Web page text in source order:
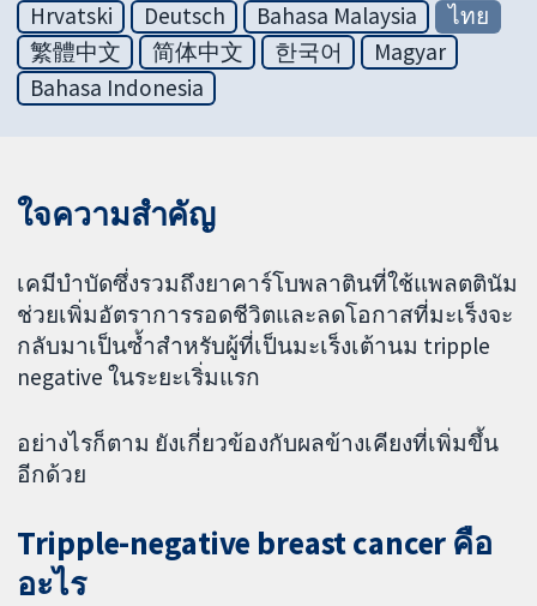
Hrvatski
Deutsch Bahasa Malaysia
ไทย
繁體中文
简体中文 한국어
Magyar
Bahasa Indonesia
ใจความสำคัญ
เคมีบำบัดซึ่งรวมถึงยาคาร์โบพลาตินที่ใช้แพลตตินัม
ช่วยเพิ่มอัตราการรอดชีวิตและลดโอกาสที่มะเร็งจะ
กลับมาเป็นซ้ำสำหรับผู้ที่เป็นมะเร็งเต้านม tripple
negative ในระยะเริ่มแรก
อย่างไรก็ตาม ยังเกี่ยวข้องกับผลข้างเคียงที่เพิ่มขึ้น
อีกด้วย
Tripple-negative breast cancer คือ
อะไร